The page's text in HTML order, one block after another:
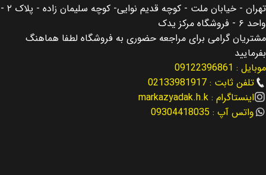
مناسب برای
مناسب برای سال 2019
نوع لوازم لوازم موتوری
مناسب برای النترا Elantra
تهران - خیابان ملت - کوچه قدیم نوایی- کوچه سلیمان زاده - پلاک ۲ -
واحد ۶ - فروشگاه مرکز یدک
مشتریان گرامی برای مراجعه حضوری به فروشگاه لطفا هماهنگ
بفرمایید
موبایل : 09122396861
تلفن ثابت : 02133981917
اینستاگرام : markazyadak.h.k
واتس آپ : 09304418035